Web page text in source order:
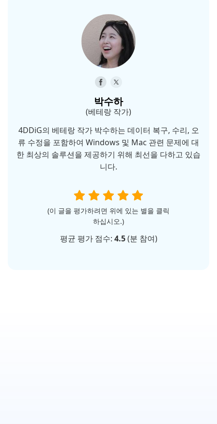
박수하
(베테랑 작가)
4DDiG의 베테랑 작가 박수하는 데이터 복구, 수리, 오
류 수정을 포함하여 Windows 및 Mac 관련 문제에 대
한 최상의 솔루션을 제공하기 위해 최선을 다하고 있습
니다.
(이 글을 평가하려면 위에 있는 별을 클릭
하십시오.)
평균 평가 점수: 4.5(분 참여)